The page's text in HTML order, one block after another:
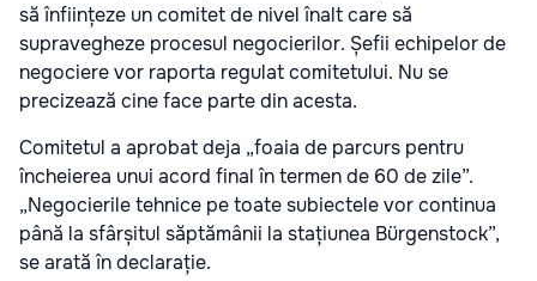
să înființeze un comitet de nivel înalt care să
supravegheze procesul negocierilor. Șefii echipelor de
negociere vor raporta regulat comitetului. Nu se
precizează cine face parte din acesta.
Comitetul a aprobat deja „foaia de parcurs pentru
încheierea unui acord final în termen de 60 de zile”.
„Negocierile tehnice pe toate subiectele vor continua
până la sfârșitul săptămânii la stațiunea Bürgenstock”,
se arată în declarație.